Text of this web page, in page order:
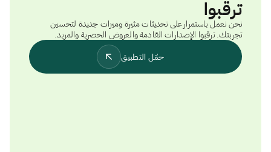
ترقبوا
نحن نعمل باستمرار على تحديثات مثيرة وميزات جديدة لتحسين
تجربتك. ترقبوا الإصدارات القادمة والعروض الحصرية والمزيد.
حمّل التطبيق